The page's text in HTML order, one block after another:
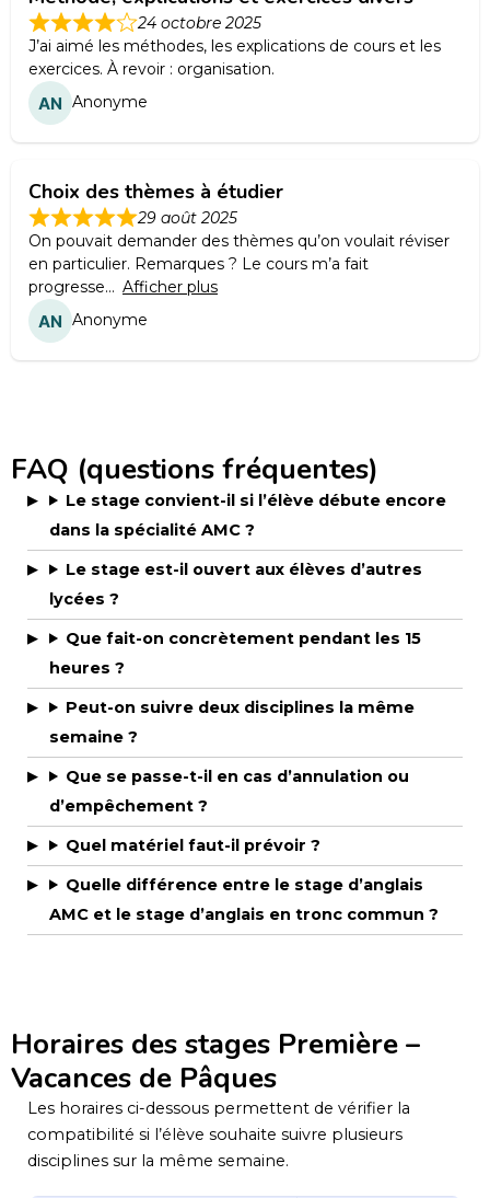
24 octobre 2025
J’ai aimé les méthodes, les explications de cours et les
exercices. À revoir : organisation.
Anonyme
Choix des thèmes à étudier
29 août 2025
On pouvait demander des thèmes qu’on voulait réviser
en particulier. Remarques ? Le cours m’a fait
progresse
Afficher plus
Anonyme
FAQ (questions fréquentes)
Le stage convient-il si l’élève débute encore
dans la spécialité AMC ?
Le stage est-il ouvert aux élèves d’autres
lycées ?
Que fait-on concrètement pendant les 15
heures ?
Peut-on suivre deux disciplines la même
semaine ?
Que se passe-t-il en cas d’annulation ou
d’empêchement ?
Quel matériel faut-il prévoir ?
Quelle différence entre le stage d’anglais
AMC et le stage d’anglais en tronc commun ?
Horaires des stages Première –
Vacances de Pâques
Les horaires ci-dessous permettent de vérifier la
compatibilité si l’élève souhaite suivre plusieurs
disciplines sur la même semaine.